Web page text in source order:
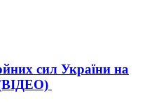
сил України на